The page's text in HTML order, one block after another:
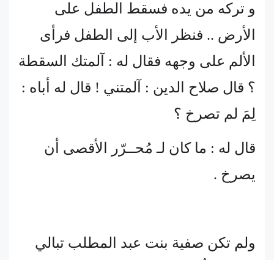
و تركه من يده فسقط الطفل على
الأرض .. فنظر الأب إلى الطفل فرأى
الألم على وجهه فقال له : آلمتك السقطة
؟ قال صلاح الدين : آلمتني ! قال له أباه :
لِمَ لم تصرخ ؟
قال له : ما كان لـ مُحــرّر الأقصى أن
يصرخ .
ولم تكن صفية بنت عبد المطلب تبالي